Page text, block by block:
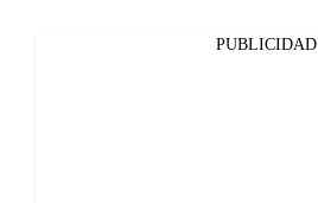
PUBLICIDAD